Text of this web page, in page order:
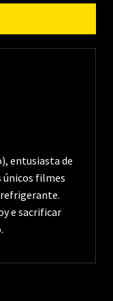
entusiasta de
únicos filmes
e sacrificar